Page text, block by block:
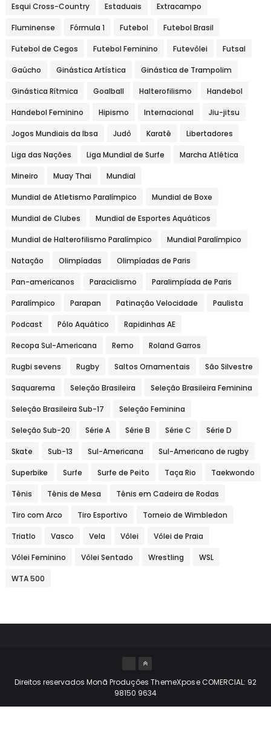
Esqui Cross-Country Estaduais Extracampo
Fluminense Fórmula 1 Futebol Futebol Brasil
Futebol de Cegos Futebol Feminino Futevôlei Futsal
Gaúcho Ginástica Artística Ginástica de Trampolim
Ginástica Rítmica Goalball Halterofilismo Handebol
Handebol Feminino Hipismo Internacional Jiu-jitsu
Jogos Mundiais da Ibsa Judô Karatê Libertadores
Liga das Nações Liga Mundial de Surfe Marcha Atlética
Mineiro Muay Thai Mundial
Mundial de Atletismo Paralímpico Mundial de Boxe
Mundial de Clubes Mundial de Esportes Aquáticos
Mundial de Halterofilismo Paralímpico Mundial Paralímpico
Natação Olimpíadas Olimpíadas de Paris
Pan-americanos Paraciclismo Paralimpíada de Paris
Paralímpico Parapan Patinação Velocidade Paulista
Podcast Pólo Aquático Rapidinhas AE
Recopa Sul-Americana Remo Roland Garros
Rugbi sevens Rugby Saltos Ornamentais São Silvestre
Saquarema Seleção Brasileira Seleção Brasileira Feminina
Seleção Brasileira Sub-17 Seleção Feminina
Seleção Sub-20 Série A Série B Série C Série D
Skate Sub-13 Sul-Americana Sul-Americano de rugby
Superbike Surfe Surfe de Peito Taça Rio Taekwondo
Tênis Tênis de Mesa Tênis em Cadeira de Rodas
Tiro com Arco Tiro Esportivo Torneio de Wimbledon
Triatlo Vasco Vela Vôlei Vôlei de Praia
Vôlei Feminino Vôlei Sentado Wrestling WSL
WTA 500
Direitos reservados Monã Produções ThemeXposeCOMERCIAL: 92
98150 9634